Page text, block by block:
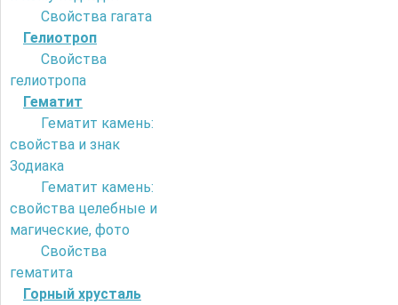
Свойства гагата
Гелиотроп
Свойства
гелиотропа
Гематит
Гематит камень:
свойства и знак
Зодиака
Гематит камень:
свойства целебные и
магические, фото
Свойства
гематита
Горный хрусталь